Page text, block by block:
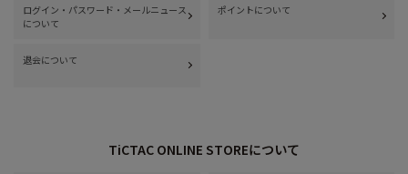
ログイン・パスワード・メールニュース
について
ポイントについて
退会について
TiCTAC ONLINE STOREについて